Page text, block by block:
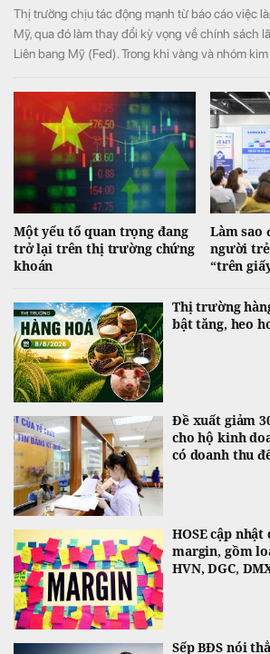
Thị trường chịu tác động mạnh từ báo cáo việc
Mỹ, qua đó làm thay đổi kỳ vọng về chính sách
Liên bang Mỹ (Fed). Trong khi vàng và nhóm
diễn biến liên quan xung đột Mỹ-Iran và eo biển
Một yếu tố quan trọng đang
trở lại trên thị trường chứng
khoán
Làm sao
người
“trên
Thị trường
bật tăng, heo
Đề xuất giảm
cho hộ kinh
có doanh thu
HOSE cập nhật
margin, gồm
HVN, DGC,
Sếp BĐS nói